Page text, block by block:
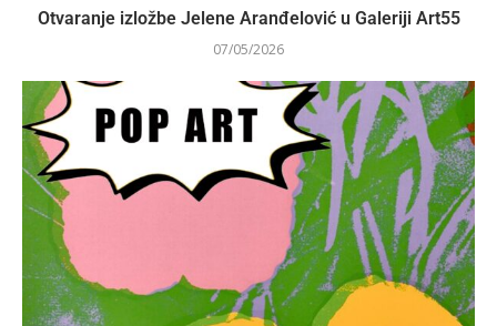
Otvaranje izložbe Jelene Aranđelović u Galeriji Art55
07/05/2026